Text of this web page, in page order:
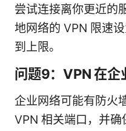
尝试连接离你更近的
地网络的 VPN 限速
到上限。
问题9：VPN 在企
企业网络可能有防火
VPN 相关端口，并